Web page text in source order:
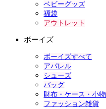
ベビーグッズ
福袋
アウトレット
ボーイズ
ボーイズすべて
アパレル
シューズ
バッグ
財布・ケース・小物
ファッション雑貨